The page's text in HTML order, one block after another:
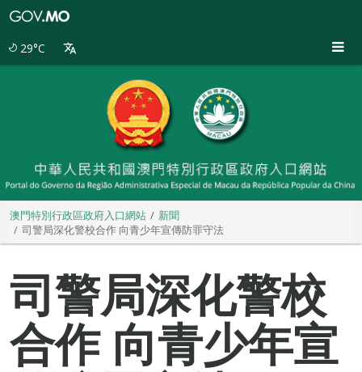
29°C
澳門特別行政區政府入口網站
新聞
司警局深化警校合作 向青少年宣傳防罪守法
司警局深化警校
合作 向青少年宣